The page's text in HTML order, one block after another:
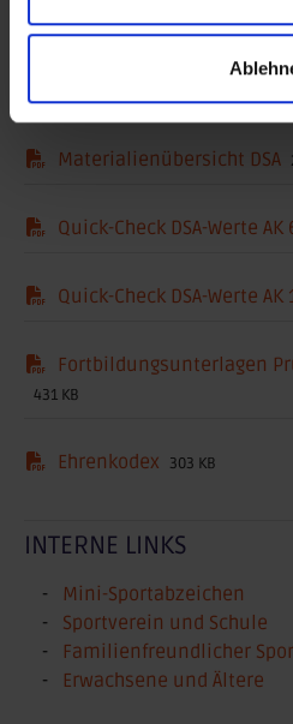
Hier geht es zu
DOWNLOADS
Materialienübersicht DSA
Quick-Check DSA-Werte AK
Quick-Check DSA-Werte AK
Fortbildungsunterlagen
431 KB
Ehrenkodex 303 KB
INTERNE LINKS
Mini-Sportabzeichen
Sportverein und Schule
Familienfreundlicher
Erwachsene und Ältere